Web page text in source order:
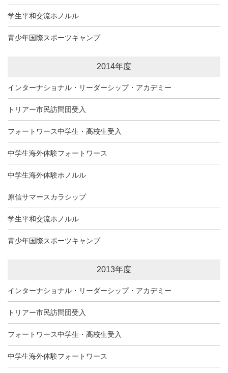
学生平和交流ホノルル
青少年国際スポーツキャンプ
2014年度
インターナショナル・リーダーシップ・アカデミー
トリアー市民訪問団受入
フォートワース中学生・高校生受入
中学生海外体験フォートワース
中学生海外体験ホノルル
原信サマースカラシップ
学生平和交流ホノルル
青少年国際スポーツキャンプ
2013年度
インターナショナル・リーダーシップ・アカデミー
トリアー市民訪問団受入
フォートワース中学生・高校生受入
中学生海外体験フォートワース